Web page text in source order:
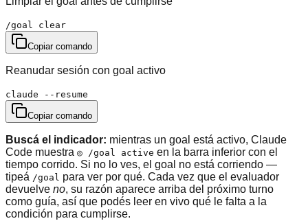
/goal clear
Copiar comando
Reanudar sesión con goal activo
claude --resume
Copiar comando
Buscá el indicador: mientras un goal está activo, Claude
Code muestra ◎ /goal active en la barra inferior con el
tiempo corrido. Si no lo ves, el goal no está corriendo —
tipeá /goal para ver por qué. Cada vez que el evaluador
devuelve no, su razón aparece arriba del próximo turno
como guía, así que podés leer en vivo qué le falta a la
condición para cumplirse.